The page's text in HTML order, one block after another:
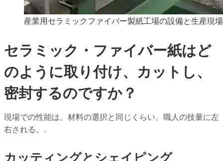
産業用セラミックファイバー製紙工場の設備と生産現場
セラミック・ファイバー紙はど
のように取り付け、カットし、
密封するのですか？
現場での性能は、材料の選択と同じくらい、職人の技量に左
右される。.
カッティングとシェイピング